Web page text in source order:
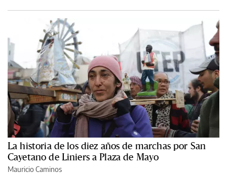
La historia de los diez años de marchas por San
Cayetano de Liniers a Plaza de Mayo
Mauricio Caminos